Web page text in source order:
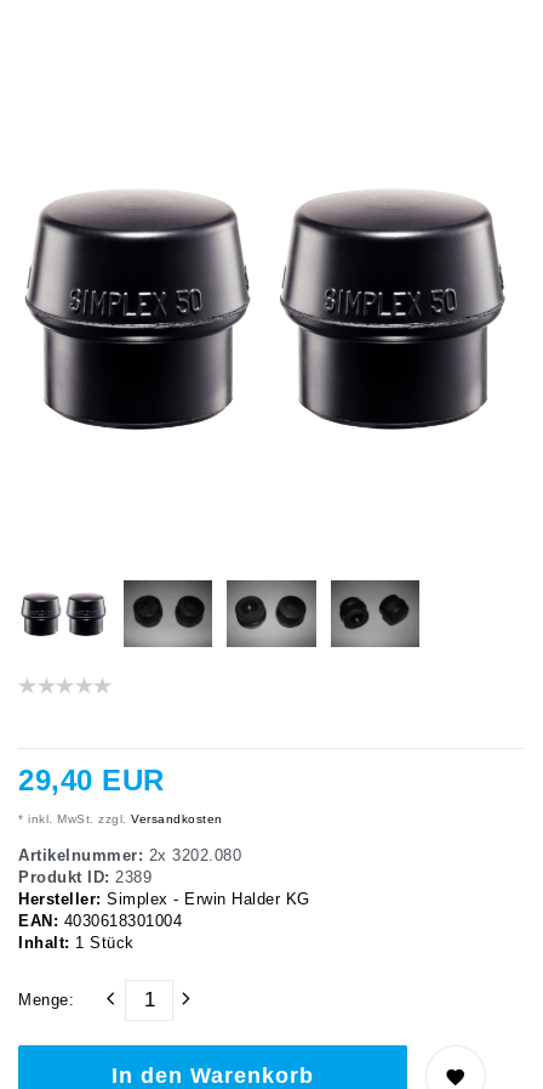
29,40 EUR
* inkl. MwSt. zzgl. Versandkosten
Artikelnummer: 2x 3202.080
Produkt ID: 2389
Hersteller: Simplex - Erwin Halder KG
EAN: 4030618301004
Inhalt: 1 Stück
Menge:
In den Warenkorb